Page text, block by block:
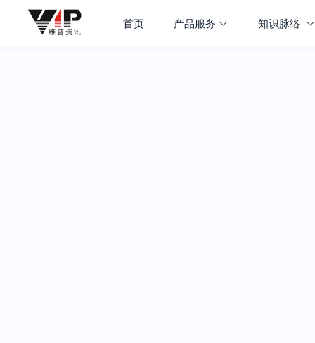
首页 产品服务 知识脉络